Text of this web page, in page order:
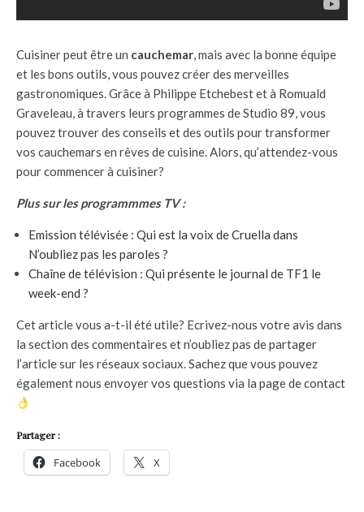
Cuisiner peut être un cauchemar, mais avec la bonne équipe
et les bons outils, vous pouvez créer des merveilles
gastronomiques. Grâce à Philippe Etchebest et à Romuald
Graveleau, à travers leurs programmes de Studio 89, vous
pouvez trouver des conseils et des outils pour transformer
vos cauchemars en rêves de cuisine. Alors, qu’attendez-vous
pour commencer à cuisiner?
Plus sur les programmmes TV :
Emission télévisée : Qui est la voix de Cruella dans
N’oubliez pas les paroles ?
Chaîne de télévision : Qui présente le journal de TF1 le
week-end ?
Cet article vous a-t-il été utile? Ecrivez-nous votre avis dans
la section des commentaires et n’oubliez pas de partager
l’article sur les réseaux sociaux. Sachez que vous pouvez
également nous envoyer vos questions via la page de contact
Partager :
Facebook X